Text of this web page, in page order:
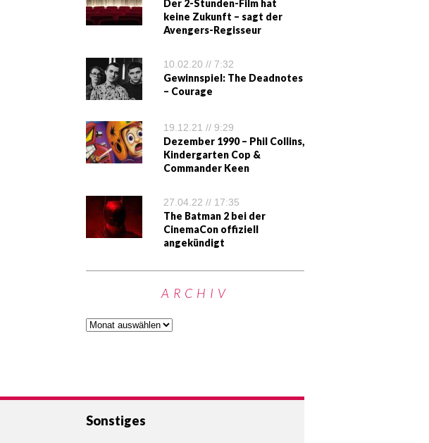
Der 2-Stunden-Film hat
keine Zukunft – sagt der
Avengers-Regisseur
10.02.20 // 7:32
Gewinnspiel: The Deadnotes
– Courage
19.12.21 // 9:29
Dezember 1990 – Phil Collins,
Kindergarten Cop &
Commander Keen
27.04.22 // 17:35
The Batman 2 bei der
CinemaCon offiziell
angekündigt
ARCHIV
Sonstiges